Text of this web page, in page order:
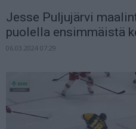
Jesse Puljujärvi
puolella ensimmäistä
06.03.2024 07:29